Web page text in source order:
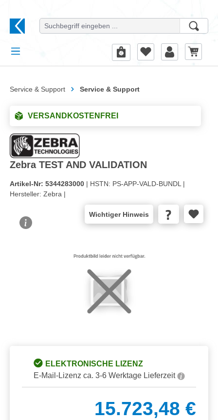
Service & Support Service & Support
VERSANDKOSTENFREI
Zebra TEST AND VALIDATION
Artikel-Nr: 5344283000 | HSTN: PS-APP-VALD-BUNDL |
Hersteller: Zebra |
Wichtiger Hinweis
ELEKTRONISCHE LIZENZ
E-Mail-Lizenz ca. 3-6 Werktage Lieferzeit
15.723,48 €